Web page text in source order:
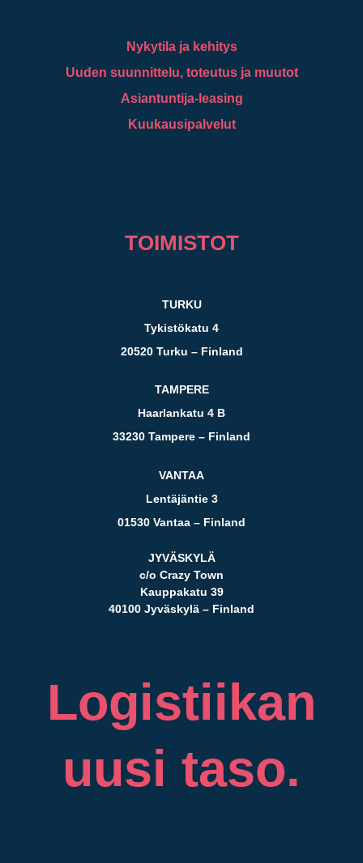
Nykytila ja kehitys
Uuden suunnittelu, toteutus ja muutot
Asiantuntija-leasing
Kuukausipalvelut
TOIMISTOT
TURKU
Tykistökatu 4
20520 Turku – Finland
TAMPERE
Haarlankatu 4 B
33230 Tampere – Finland
VANTAA
Lentäjäntie 3
01530 Vantaa – Finland
JYVÄSKYLÄ
c/o Crazy Town
Kauppakatu 39
40100 Jyväskylä – Finland
Logistiikan
uusi taso.